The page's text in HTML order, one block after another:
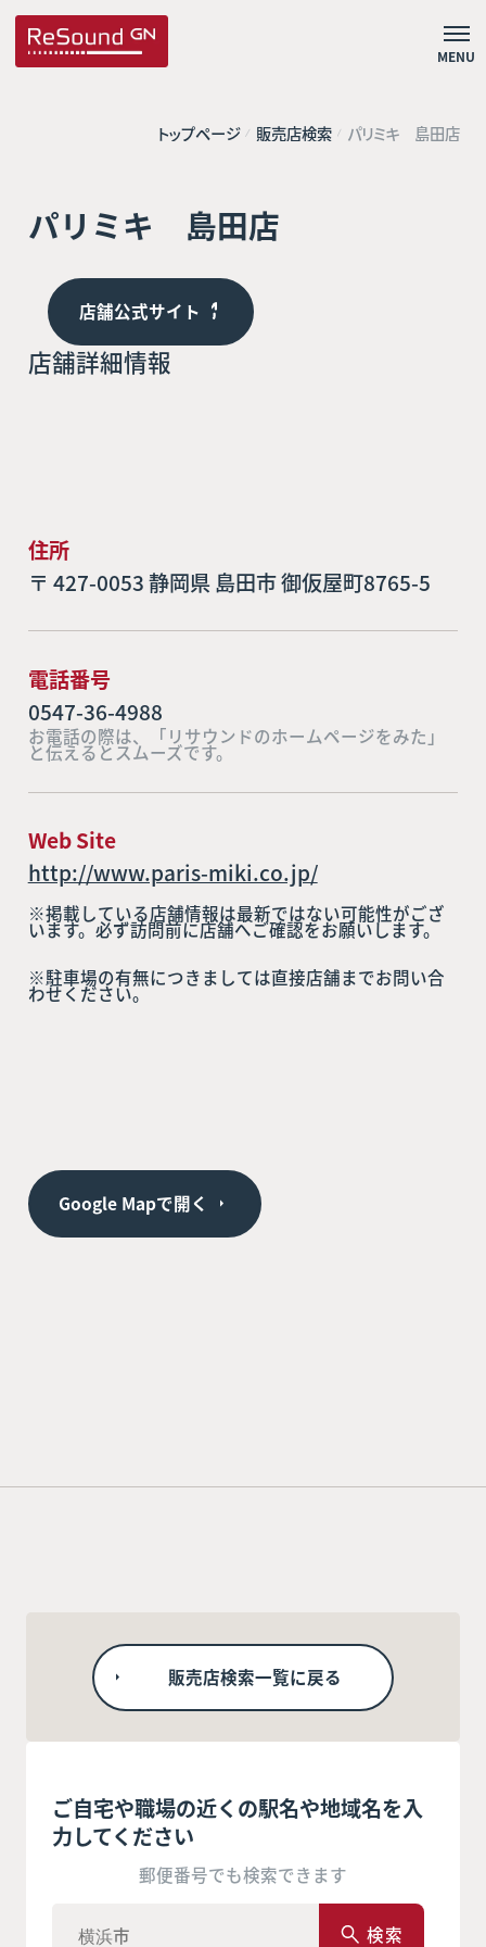
MENU
トップページ 販売店検索 パリミキ 島田店
パリミキ 島田店
店舗公式サイト
店舗詳細情報
住所
〒 427-0053 静岡県 島田市 御仮屋町8765-5
電話番号
0547-36-4988
お電話の際は、「リサウンドのホームページをみた」
と伝えるとスムーズです。
Web Site
http://www.paris-miki.co.jp/
※掲載している店舗情報は最新ではない可能性がござ
います。必ず訪問前に店舗へご確認をお願いします。
※駐車場の有無につきましては直接店舗までお問い合
わせください。
Google Mapで開く
販売店検索一覧に戻る
ご自宅や職場の近くの駅名や地域名を入
力してください
郵便番号でも検索できます
検索